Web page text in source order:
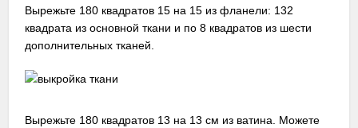
Вырежьте 180 квадратов 15 на 15 из фланели: 132
квадрата из основной ткани и по 8 квадратов из шести
дополнительных тканей.
Вырежьте 180 квадратов 13 на 13 см из ватина. Можете